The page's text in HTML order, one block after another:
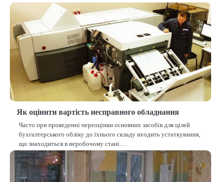
Як оцінити вартість несправного обладнання
Часто при проведенні переоцінки основних засобів для цілей
бухгалтерського обліку до їхнього складу входить устаткування,
що знаходиться в неробочому стані.…